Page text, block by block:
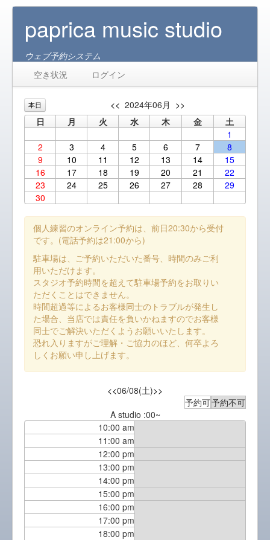
paprica music studio
ウェブ予約システム
空き状況
ログイン
本日 << 2024年06月 >>
日
月 火 水 木 金
土
1
2
3 4 5 6 7
8
9
10 11 12 13 14
15
16
17 18 19 20 21
22
23
24 25 26 27 28
29
30
個人練習のオンライン予約は、前日20:30から受付
です。(電話予約は21:00から)
駐車場は、ご予約いただいた番号、時間のみご利
用いただけます。
スタジオ予約時間を超えて駐車場予約をお取りい
ただくことはできません。
時間超過等によるお客様同士のトラブルが発生し
た場合、当店では責任を負いかねますのでお客様
同士でご解決いただくようお願いいたします。
恐れ入りますがご理解・ご協力のほど、何卒よろ
しくお願い申し上げます。
<<06/08(土)>>
予約可予約不可
A studio :00~
10:00 am
11:00 am
12:00 pm
13:00 pm
14:00 pm
15:00 pm
16:00 pm
17:00 pm
18:00 pm